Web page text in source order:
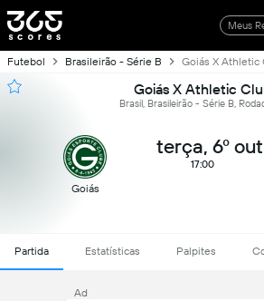
Meus
Futebol Brasileirão - Série B Goiás X Athletic
Goiás X Athletic
Brasil, Brasileirão - Série B,
Goiás
terça, 6º out
17:00
Partida Estatísticas Palpites
Ad